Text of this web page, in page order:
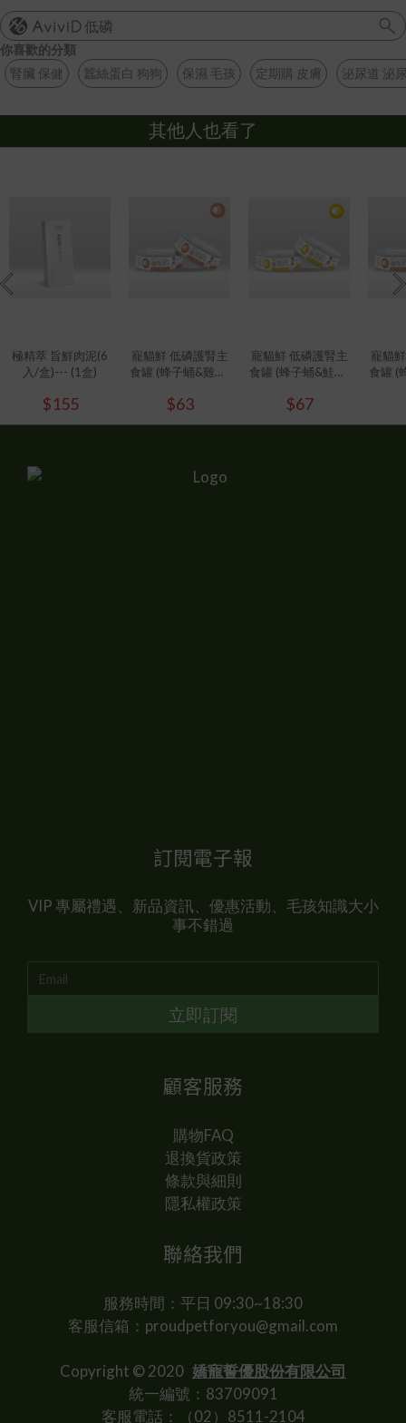
低磷
你喜歡的分類
腎臟 保健
蠶絲蛋白 狗狗 保濕 毛孩 定期購 皮膚 泌尿道 泌
其他人也看了
極精萃 旨鮮肉泥(6
入/盒)--- (1盒)
$155
寵貓鮮 低磷護腎主
食罐 (蜂子蛹&雞肉)
$63
寵貓鮮 低磷護腎主
食罐 (蜂子蛹&鮭魚)
$67
寵貓
食罐 (
訂閱電子報
VIP 專屬禮遇、新品資訊、優惠活動、毛孩知識大小
事不錯過
立即訂閱
顧客服務
購物FAQ
退換貨政策
條款與細則
隱私權政策
聯絡我們
服務時間：平日 09:30~18:30
客服信箱：proudpetforyou@gmail.com
Copyright © 2020 嬌寵誓優股份有限公司
統一編號：83709091
客服電話：（02）8511-2104